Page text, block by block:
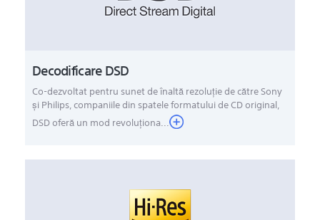
Decodificare DSD
Co-dezvoltat pentru sunet de înaltă rezoluţie de către Sony
şi Philips, companiile din spatele formatului de CD original,
DSD oferă un mod revoluţiona...